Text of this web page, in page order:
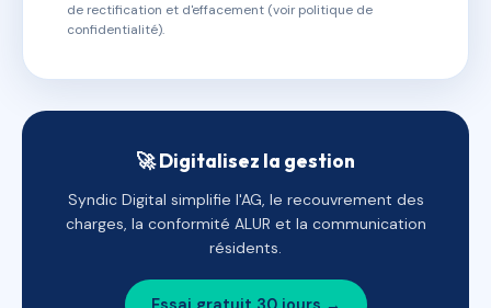
de rectification et d'effacement (voir politique de
confidentialité).
🚀 Digitalisez la gestion
Syndic Digital simplifie l'AG, le recouvrement des
charges, la conformité ALUR et la communication
résidents.